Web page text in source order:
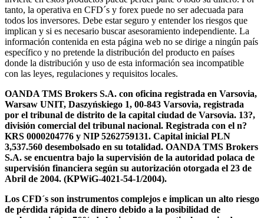
tanto, la operativa en CFD´s y forex puede no ser adecuada para
todos los inversores. Debe estar seguro y entender los riesgos que
implican y si es necesario buscar asesoramiento independiente. La
información contenida en esta página web no se dirige a ningún país
específico y no pretende la distribución del producto en países
donde la distribución y uso de esta información sea incompatible
con las leyes, regulaciones y requisitos locales.
OANDA TMS Brokers S.A. con oficina registrada en Varsovia,
Warsaw UNIT, Daszyńskiego 1, 00-843 Varsovia, registrada
por el tribunal de distrito de la capital ciudad de Varsovia. 13?,
división comercial del tribunal nacional. Registrada con el n?
KRS 0000204776 y NIP 5262759131. Capital inicial PLN
3,537.560 desembolsado en su totalidad. OANDA TMS Brokers
S.A. se encuentra bajo la supervisión de la autoridad polaca de
supervisión financiera según su autorización otorgada el 23 de
Abril de 2004. (KPWiG-4021-54-1/2004).
Los CFD´s son instrumentos complejos e implican un alto riesgo
de pérdida rápida de dinero debido a la posibilidad de